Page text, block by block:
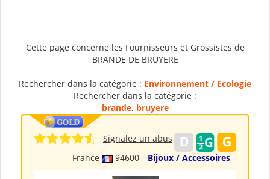
Cette page concerne les Fournisseurs et Grossistes de
BRANDE DE BRUYERE
Rechercher dans la catégorie : Environnement / Ecologie
Rechercher dans la catégorie :
brande, bruyere
France 94600 Bijoux / Accessoires
Signalez un abus